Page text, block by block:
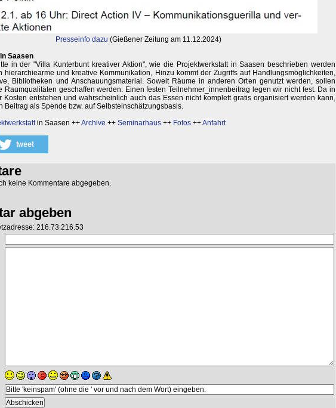
Presseinfo dazu (Gießener Zeitung am 11.12.2024)
Saasen
in der "Villa Kunterbunt kreativer Aktion", wie die Projektwerkstatt in Saasen beschrieben werden
hierarchiearme und kreative Kommunikation, Hinzu kommt der Zugriffs auf Handlungsmöglichkeiten,
Bibliotheken und Anschauungsmaterial. Soweit Räume in anderen Orten genutzt werden, sollen
Raumqualitäten geschaffen werden. Einen festen Teilnehmer_innenbeitrag legen wir nicht fest. Da in
Kosten entstehen und wahrscheinlich auch das Essen nicht komplett gratis organisiert werden kann,
Beitrag als Spende bzw. auf Selbsteinschätzungsbasis.
in Saasen ++Archive ++ Seminarhaus ++ Fotos ++Anfahrt
keine Kommentare abgegeben.
abgeben
216.73.216.53